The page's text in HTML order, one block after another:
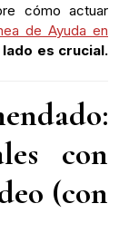
cómo actuar
de Ayuda en
es crucial.
con
(con